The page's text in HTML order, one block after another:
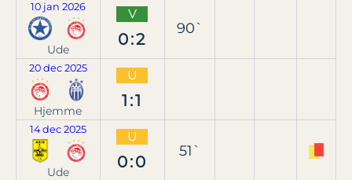
10 jan 2026
Ude
V
0:2
90`
20 dec 2025
Hjemme
U
1:1
14 dec 2025
Ude
U
0:0
51`